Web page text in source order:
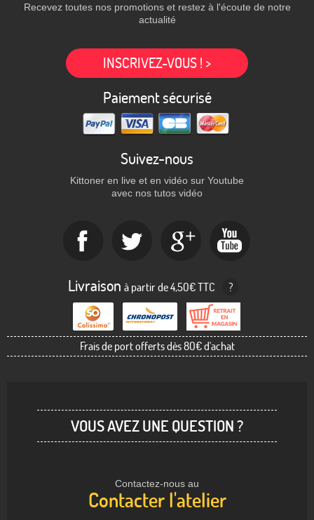
Recevez toutes nos promotions et restez à l'écoute de notre
actualité
INSCRIVEZ-VOUS ! >
Paiement sécurisé
Suivez-nous
Kittoner en live et en vidéo sur Youtube
avec nos tutos vidéo
Livraison à partir de 4,50€ TTC ?
Frais de port offerts dès 80€ d'achat
VOUS AVEZ UNE QUESTION ?
Contactez-nous au
Contacter l'atelier